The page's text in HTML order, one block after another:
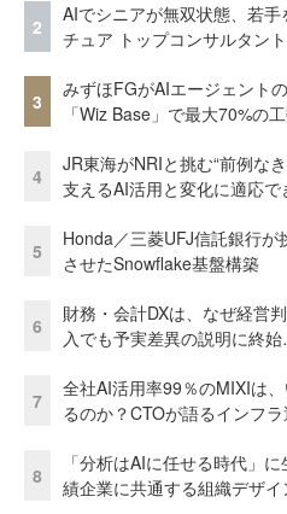
2
AIでシニアが無双状態、若
チュア トップコンサルタント
3
みずほFGがAIエージェント
「Wiz Base」で最大70%の
4
JR東海がNRIと挑む“前例な
支えるAI活用と変化に適応
5
Honda／三菱UFJ信託銀行が
させたSnowflake基盤構築
6
財務・会計DXは、なぜ経営
入でも予実差異の説明に終
7
全社AI活用率99％のMIXIは
るのか？CTOが語るインフ
8
「分析はAIに任せる時代」
績企業に共通する組織デザイ